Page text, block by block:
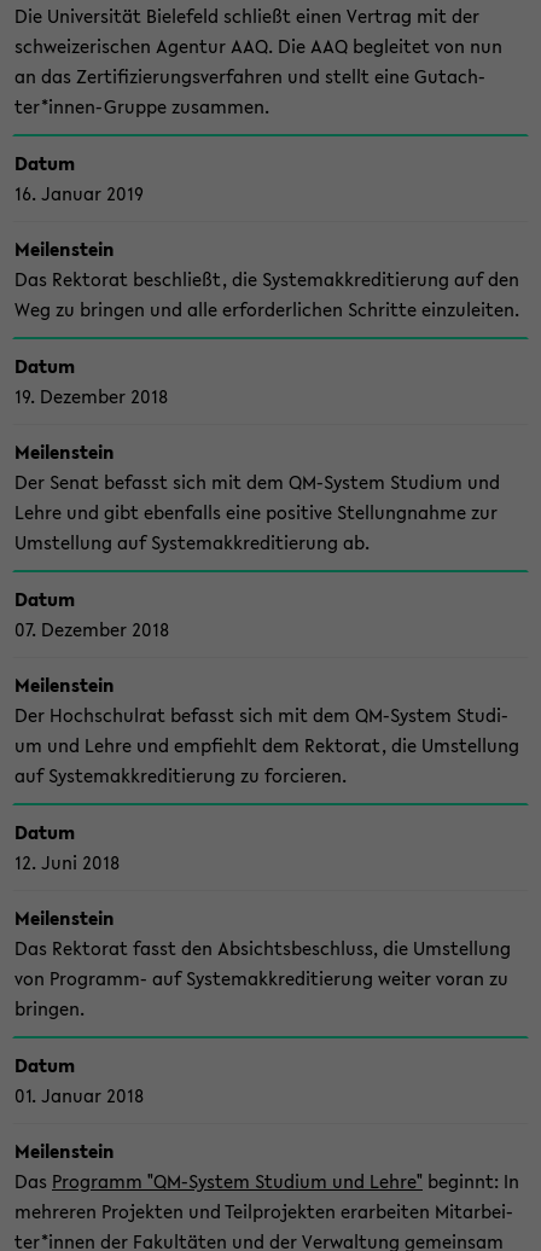
Die Uni­ver­si­tät Bie­le­feld schließt einen Ver­trag mit der
schwei­ze­ri­schen Agen­tur AAQ. Die AAQ be­glei­tet von nun
an das Zer­ti­fi­zie­rungs­ver­fah­ren und stellt eine Gut­ach­
ter*innen-​Gruppe zu­sam­men.
Datum
16. Ja­nu­ar 2019
Mei­len­stein
Das Rek­to­rat be­schließt, die Sys­te­mak­kre­di­tie­rung auf den
Weg zu brin­gen und alle er­for­der­li­chen Schrit­te ein­zu­lei­ten.
Datum
19. De­zem­ber 2018
Mei­len­stein
Der Senat be­fasst sich mit dem QM-​System Stu­di­um und
Lehre und gibt eben­falls eine po­si­ti­ve Stel­lung­nah­me zur
Um­stel­lung auf Sys­te­mak­kre­di­tie­rung ab.
Datum
07. De­zem­ber 2018
Mei­len­stein
Der Hoch­schul­rat be­fasst sich mit dem QM-​System Stu­di­
um und Lehre und emp­fiehlt dem Rek­to­rat, die Um­stel­lung
auf Sys­te­mak­kre­di­tie­rung zu for­cie­ren.
Datum
12. Juni 2018
Mei­len­stein
Das Rek­to­rat fasst den Ab­sichts­be­schluss, die Um­stel­lung
von Programm-​ auf Sys­te­mak­kre­di­tie­rung wei­ter voran zu
brin­gen.
Datum
01. Ja­nu­ar 2018
Mei­len­stein
Das Pro­gramm "QM-​System Stu­di­um und Lehre" be­ginnt: In
meh­re­ren Pro­jek­ten und Teil­pro­jek­ten er­ar­bei­ten Mit­ar­bei­
ter*innen der Fa­kul­tä­ten und der Ver­wal­tung ge­mein­sam